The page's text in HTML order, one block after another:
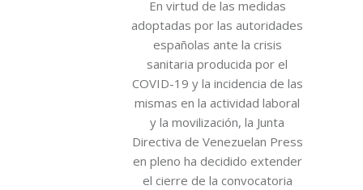
En virtud de las medidas
adoptadas por las autoridades
españolas ante la crisis
sanitaria producida por el
COVID-19 y la incidencia de las
mismas en la actividad laboral
y la movilización, la Junta
Directiva de Venezuelan Press
en pleno ha decidido extender
el cierre de la convocatoria